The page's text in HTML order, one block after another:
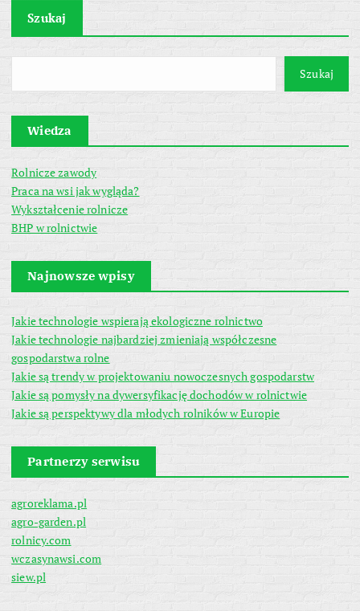
Szukaj
Szukaj
Wiedza
Rolnicze zawody
Praca na wsi jak wygląda?
Wykształcenie rolnicze
BHP w rolnictwie
Najnowsze wpisy
Jakie technologie wspierają ekologiczne rolnictwo
Jakie technologie najbardziej zmieniają współczesne
gospodarstwa rolne
Jakie są trendy w projektowaniu nowoczesnych gospodarstw
Jakie są pomysły na dywersyfikację dochodów w rolnictwie
Jakie są perspektywy dla młodych rolników w Europie
Partnerzy serwisu
agroreklama.pl
agro-garden.pl
rolnicy.com
wczasynawsi.com
siew.pl